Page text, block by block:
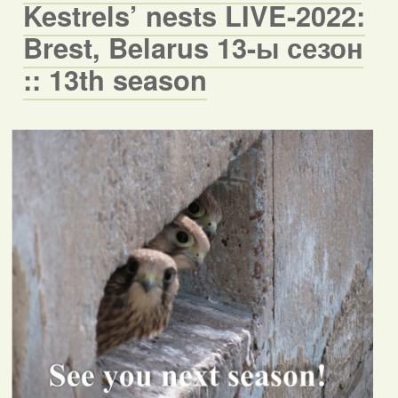
Kestrels’ nests LIVE-2022:
Brest, Belarus 13-ы сезон
:: 13th season